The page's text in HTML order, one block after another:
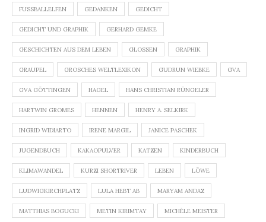
FUSSBALLELFEN GEDANKEN GEDICHT
GEDICHT UND GRAPHIK GERHARD GEMKE
GESCHICHTEN AUS DEM LEBEN GLOSSEN GRAPHIK
GRAUPEL GROSCHES WELTLEXIKON GUDRUN WIEBKE GVA
GVA GÖTTINGEN HAGEL HANS CHRISTIAN RÜNGELER
HARTWIN GROMES HENNEN HENRY A. SELKIRK
INGRID WIDIARTO IRENE MARGIL JANICE PASCHEK
JUGENDBUCH KAKAOPULVER KATZEN KINDERBUCH
KLIMAWANDEL KURZI SHORTRIVER LEBEN LÖWE
LUDWIGKIRCHPLATZ LULA HEBT AB MARYAM ANDAZ
MATTHIAS BOGUCKI METIN KIRIMTAY MICHÈLE MEISTER